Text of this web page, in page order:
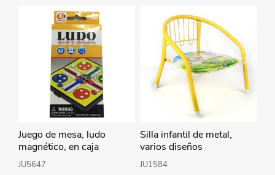
Juego de mesa, ludo
magnético, en caja
JU5647
Silla infantil de metal,
varios diseños
JU1584